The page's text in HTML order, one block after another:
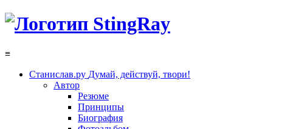
≡
Станислав.ру Думай, действуй, твори!
Автор
Резюме
Принципы
Биография